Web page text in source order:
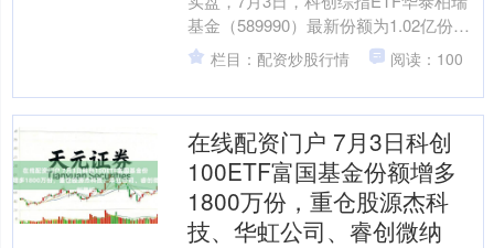
基金（589990）最新份额为1.02亿份，
较前一交畴昔减少了400.0万份。当日资
金净....
栏目：配资炒股行情 阅读：100
在线配资门户 7月3日科创
100ETF富国基金份额增多
1800万份，重仓股源杰科
技、华虹公司、睿创微纳